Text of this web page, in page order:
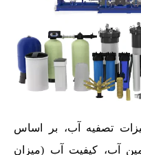
تصفیه آب، بر اساس
آب، کیفیت آب (میزان